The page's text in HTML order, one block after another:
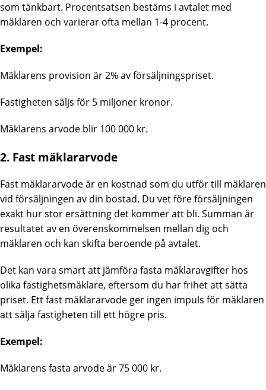
som tänkbart. Procentsatsen bestäms i avtalet med
mäklaren och varierar ofta mellan 1-4 procent.
Exempel:
Mäklarens provision är 2% av försäljningspriset.
Fastigheten säljs för 5 miljoner kronor.
Mäklarens arvode blir 100 000 kr.
2. Fast mäklararvode
Fast mäklararvode är en kostnad som du utför till mäklaren
vid försäljningen av din bostad. Du vet före försäljningen
exakt hur stor ersättning det kommer att bli. Summan är
resultatet av en överenskommelsen mellan dig och
mäklaren och kan skifta beroende på avtalet.
Det kan vara smart att jämföra fasta mäklaravgifter hos
olika fastighetsmäklare, eftersom du har frihet att sätta
priset. Ett fast mäklararvode ger ingen impuls för mäklaren
att sälja fastigheten till ett högre pris.
Exempel:
Mäklarens fasta arvode är 75 000 kr.